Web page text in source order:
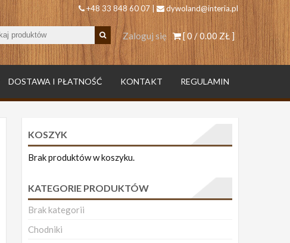
+48 33 848 60 07 | dywoland@interia.pl
[ 0 /0.00 ZŁ]
Zaloguj się
DOSTAWA I PŁATNOŚĆ KONTAKT REGULAMIN
KOSZYK
Brak produktów w koszyku.
KATEGORIE PRODUKTÓW
Brak kategorii
Chodniki